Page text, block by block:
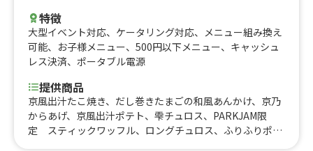
特徴
大型イベント対応、 ケータリング対応、
メニュー組み換え
可能、 お子様メニュー、 500円以下メニュー、 キャッシュ
レス決済、 ポータブル電源
提供商品
京風出汁たこ焼き、だし巻きたまごの和風あんかけ、京乃
からあげ、京風出汁ポテト、雫チュロス、PARKJAM限
定 スティックワッフル、ロングチュロス、ふりふりポテ